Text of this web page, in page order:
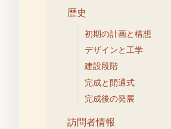
歴史
初期の計画と構想
デザインと工学
建設段階
完成と開通式
完成後の発展
訪問者情報